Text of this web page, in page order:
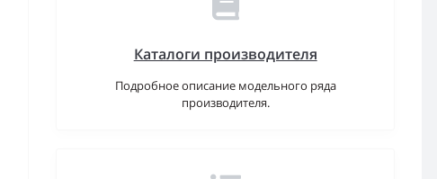
Каталоги производителя
Подробное описание модельного ряда
производителя.